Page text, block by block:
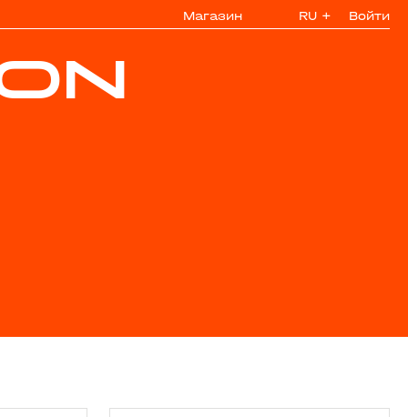
Магазин RU + Войти